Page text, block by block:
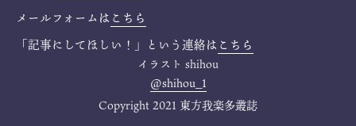
メールフォームは こちら
「記事にしてほしい！」という連絡は こちら
イラスト shihou
@shihou_1
Copyright 2021 東方我楽多叢誌